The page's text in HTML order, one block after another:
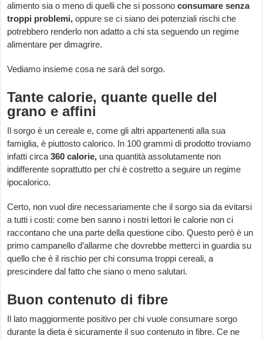
alimento sia o meno di quelli che si possonoconsumare senza
troppi problemi, oppure se ci siano dei potenziali rischi che
potrebbero renderlo non adatto a chi sta seguendo un regime
alimentare per dimagrire.
Vediamo insieme cosa ne sarà del sorgo.
Tante calorie, quante quelle del
grano e affini
Il sorgo è un cereale e, come gli altri appartenenti alla sua
famiglia, è piuttosto calorico. In 100 grammi di prodotto troviamo
infatti circa360 calorie, una quantità assolutamente non
indifferente soprattutto per chi è costretto a seguire un regime
ipocalorico.
Certo, non vuol dire necessariamente che il sorgo sia da evitarsi
a tutti i costi: come ben sanno i nostri lettori le calorie non ci
raccontano che una parte della questione cibo. Questo però è un
primo campanello d’allarme che dovrebbe metterci in guardia su
quello che è il rischio per chi consuma troppi cereali, a
prescindere dal fatto che siano o meno salutari.
Buon contenuto di fibre
Il lato maggiormente positivo per chi vuole consumare sorgo
durante la dieta è sicuramente il suo contenuto in fibre. Ce ne